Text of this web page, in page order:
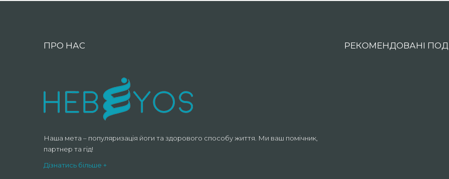
ПРО НАС
Наша мета – популяризація йоги та здорового способу життя. Ми ваш помічник,
партнер та гід!
Дізнатись більше +
РЕКОМЕНДОВАНІ